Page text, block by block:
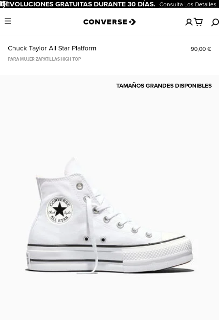
Pausar
DEVOLUCIONES GRATUITAS DURANTE 30 DÍAS. Consulta Los Detalles.
Menu
No
hay
artículos
tu
Chuck Taylor All Star Platform 90,00 €
PARA MUJER ZAPATILLAS HIGH TOP
TAMAÑOS GRANDES DISPONIBLES